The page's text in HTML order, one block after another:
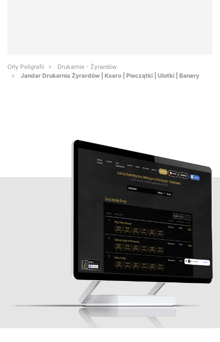
Orły Poligrafii
Drukarnie - Żyrardów
Jandar Drukarnia Żyrardów | Ksero | Pieczątki | Ulotki | Banery